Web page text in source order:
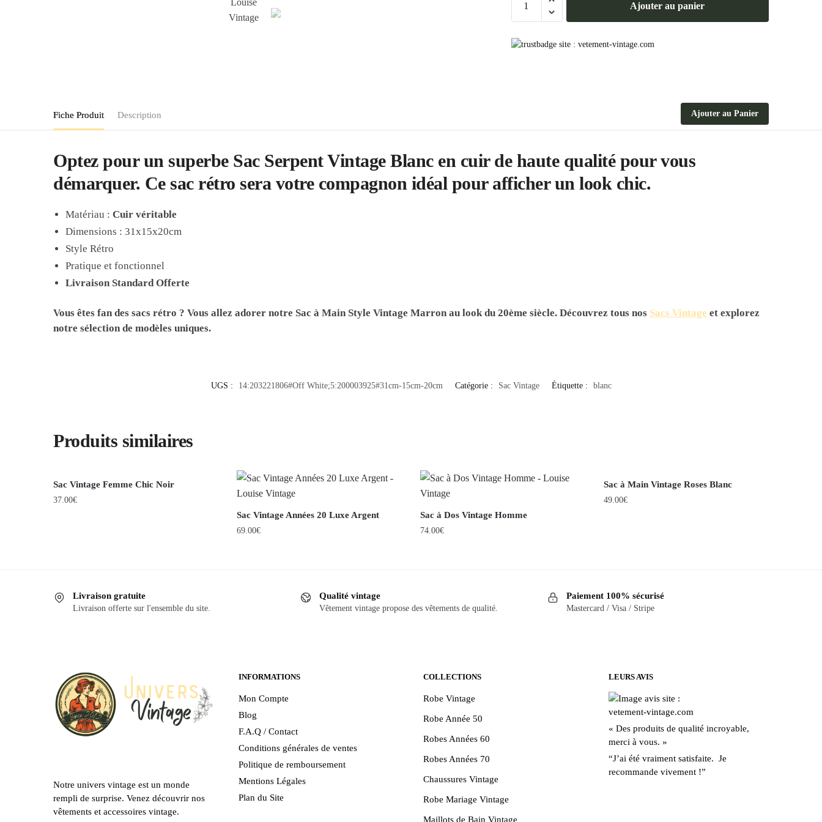
Serpent
Ajouter au panier
Fiche Produit Description Ajouter au Panier
Optez pour un superbe Sac Serpent Vintage Blanc en cuir de haute qualité pour vous
démarquer. Ce sac rétro sera votre compagnon idéal pour afficher un look chic.
Matériau :Cuir véritable
Dimensions : 31x15x20cm
Style Rétro
Pratique et fonctionnel
Livraison Standard Offerte
Vous êtes fan des sacs rétro ? Vous allez adorer notre Sac à Main Style Vintage Marron au look du 20ème siècle. Découvrez tous nos Sacs Vintage et explorez
notre sélection de modèles uniques.
UGS : 14:203221806#Off White;5:200003925#31cm-15cm-20cm Catégorie : Sac Vintage Étiquette : blanc
Produits similaires
Sac Vintage Femme Chic Noir
37.00€
Sac Vintage Années 20 Luxe Argent
69.00€
Sac à Dos Vintage Homme
74.00€
variations.
être
sur
la
page
Sac à Main Vintage Roses Blanc
49.00€
Livraison gratuite
Livraison offerte sur l'ensemble du site.
Qualité vintage
Vêtement vintage propose des vêtements de qualité.
Paiement 100% sécurisé
Mastercard / Visa / Stripe
Notre univers vintage est un monde
rempli de surprise. Venez découvrir nos
vêtements et accessoires vintage.
INFORMATIONS
Mon Compte
Blog
F.A.Q / Contact
Conditions générales de ventes
Politique de remboursement
Mentions Légales
Plan du Site
COLLECTIONS
Robe Vintage
Robe Année 50
Robes Années 60
Robes Années 70
Chaussures Vintage
Robe Mariage Vintage
Maillots de Bain Vintage
LEURS AVIS
« Des produits de qualité incroyable,
merci à vous. »
“J’ai été vraiment satisfaite. Je
recommande vivement !”